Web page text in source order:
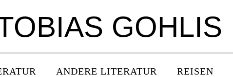
GOHLIS
ANDERE LITERATUR REISEN